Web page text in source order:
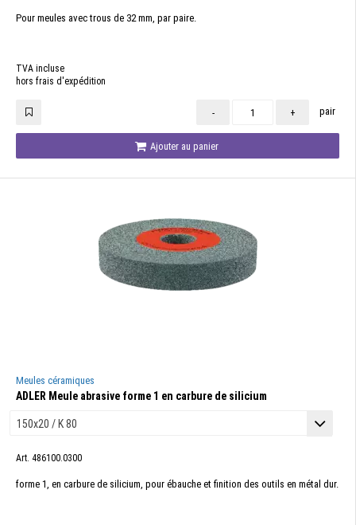
Pour meules avec trous de 32 mm, par paire.
TVA incluse
hors frais d'expédition
- + pair
Ajouter au panier
Meules céramiques
ADLER Meule abrasive forme 1 en carbure de silicium
Art. 486100.0300
forme 1, en carbure de silicium, pour ébauche et finition des outils en métal dur.